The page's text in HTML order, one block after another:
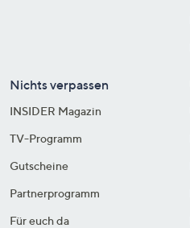
Nichts verpassen
INSIDER Magazin
TV-Programm
Gutscheine
Partnerprogramm
Für euch da